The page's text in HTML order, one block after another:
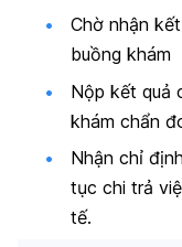
Chờ nhận
buồng khám
Nộp kết quả
khám chẩn
Nhận chỉ
tục chi trả
tế.